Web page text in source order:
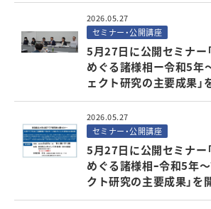
2026.05.27
セミナー・公開講座
5月27日に公開セミナー
めぐる諸様相ー令和5年
ェクト研究の主要成果」
2026.05.27
セミナー・公開講座
5月27日に公開セミナー
めぐる諸様相ｰ令和5年
クト研究の主要成果」を